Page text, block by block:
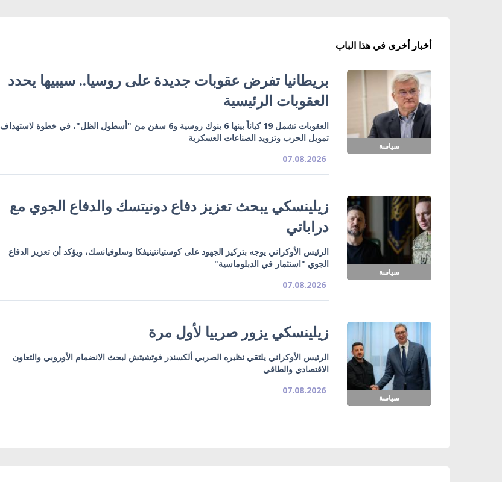
أخبار أخرى في هذا الباب
سياسة
بريطانيا تفرض عقوبات جديدة على روسيا.. سيبيها يحدد
العقوبات الرئيسية
العقوبات تشمل 19 كياناً بينها 6 بنوك روسية و6 سفن من "أسطول الظل"، في خطوة لاستهداف
تمويل الحرب وتزويد الصناعات العسكرية
07.08.2026
سياسة
زيلينسكي يبحث تعزيز دفاع دونيتسك والدفاع الجوي مع
دراباتي
الرئيس الأوكراني يوجه بتركيز الجهود على كوستيانتينيفكا وسلوفيانسك، ويؤكد أن تعزيز الدفاع
الجوي "استثمار في الدبلوماسية"
07.08.2026
سياسة
زيلينسكي يزور صربيا لأول مرة
الرئيس الأوكراني يلتقي نظيره الصربي ألكسندر فوتشيتش لبحث الانضمام الأوروبي والتعاون
الاقتصادي والطاقي
07.08.2026